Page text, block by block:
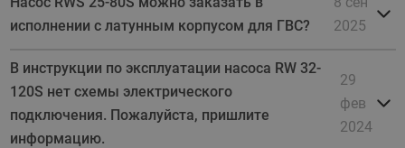
исполнении с латунным корпусом для ГВС?
2025
В инструкции по эксплуатации насоса RW 32-
120S нет схемы электрического
подключения. Пожалуйста, пришлите
информацию.
29
фев
2024